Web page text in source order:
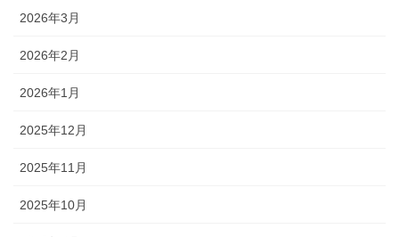
2026年3月
2026年2月
2026年1月
2025年12月
2025年11月
2025年10月